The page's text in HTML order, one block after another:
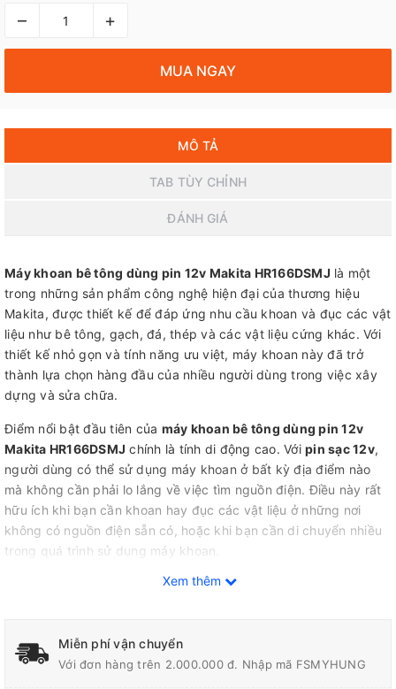
– +
MUA NGAY
MÔ TẢ
TAB TÙY CHỈNH
ĐÁNH GIÁ
Máy khoan bê tông dùng pin 12v Makita HR166DSMJ là một
trong những sản phẩm công nghệ hiện đại của thương hiệu
Makita, được thiết kế để đáp ứng nhu cầu khoan và đục các vật
liệu như bê tông, gạch, đá, thép và các vật liệu cứng khác. Với
thiết kế nhỏ gọn và tính năng ưu việt, máy khoan này đã trở
thành lựa chọn hàng đầu của nhiều người dùng trong việc xây
dựng và sửa chữa.
Điểm nổi bật đầu tiên của máy khoan bê tông dùng pin 12v
Makita HR166DSMJ chính là tính di động cao. Với pin sạc 12v,
người dùng có thể sử dụng máy khoan ở bất kỳ địa điểm nào
mà không cần phải lo lắng về việc tìm nguồn điện. Điều này rất
hữu ích khi bạn cần khoan hay đục các vật liệu ở những nơi
không có nguồn điện sẵn có, hoặc khi bạn cần di chuyển nhiều
trong quá trình sử dụng máy khoan.
Máy khoan này còn được trang bị động cơ mạnh mẽ và đa
hoạt động mạnh mẽ và đáng tin cậy trong việc khoan các vật
liệu cứng như bê tông và thép. Ngoài ra, máy còn có chức năng
Xem thêm
Miễn phí vận chuyển
Với đơn hàng trên 2.000.000 đ. Nhập mã FSMYHUNG